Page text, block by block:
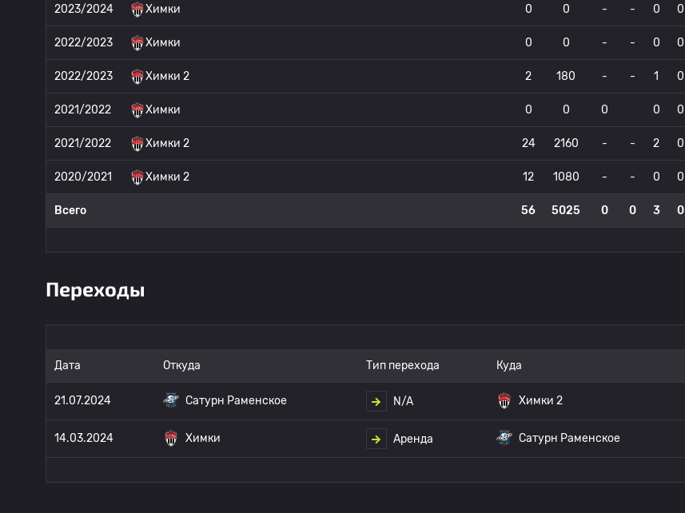
2023/2024 Химки 0 0 - - 0 0
2022/2023 Химки 0 0 - - 0 0
2022/2023 Химки 2 2 180 - - 1 0
2021/2022 Химки 0 0 0 0 0
2021/2022 Химки 2 24 2160 - - 2 0
2020/2021 Химки 2 12 1080 - - 0 0
Всего 56 5025 0 0 3 0
Переходы
Дата Откуда Тип перехода Куда
21.07.2024 Сатурн Раменское N/A Химки 2
14.03.2024 Химки Аренда Сатурн Раменское